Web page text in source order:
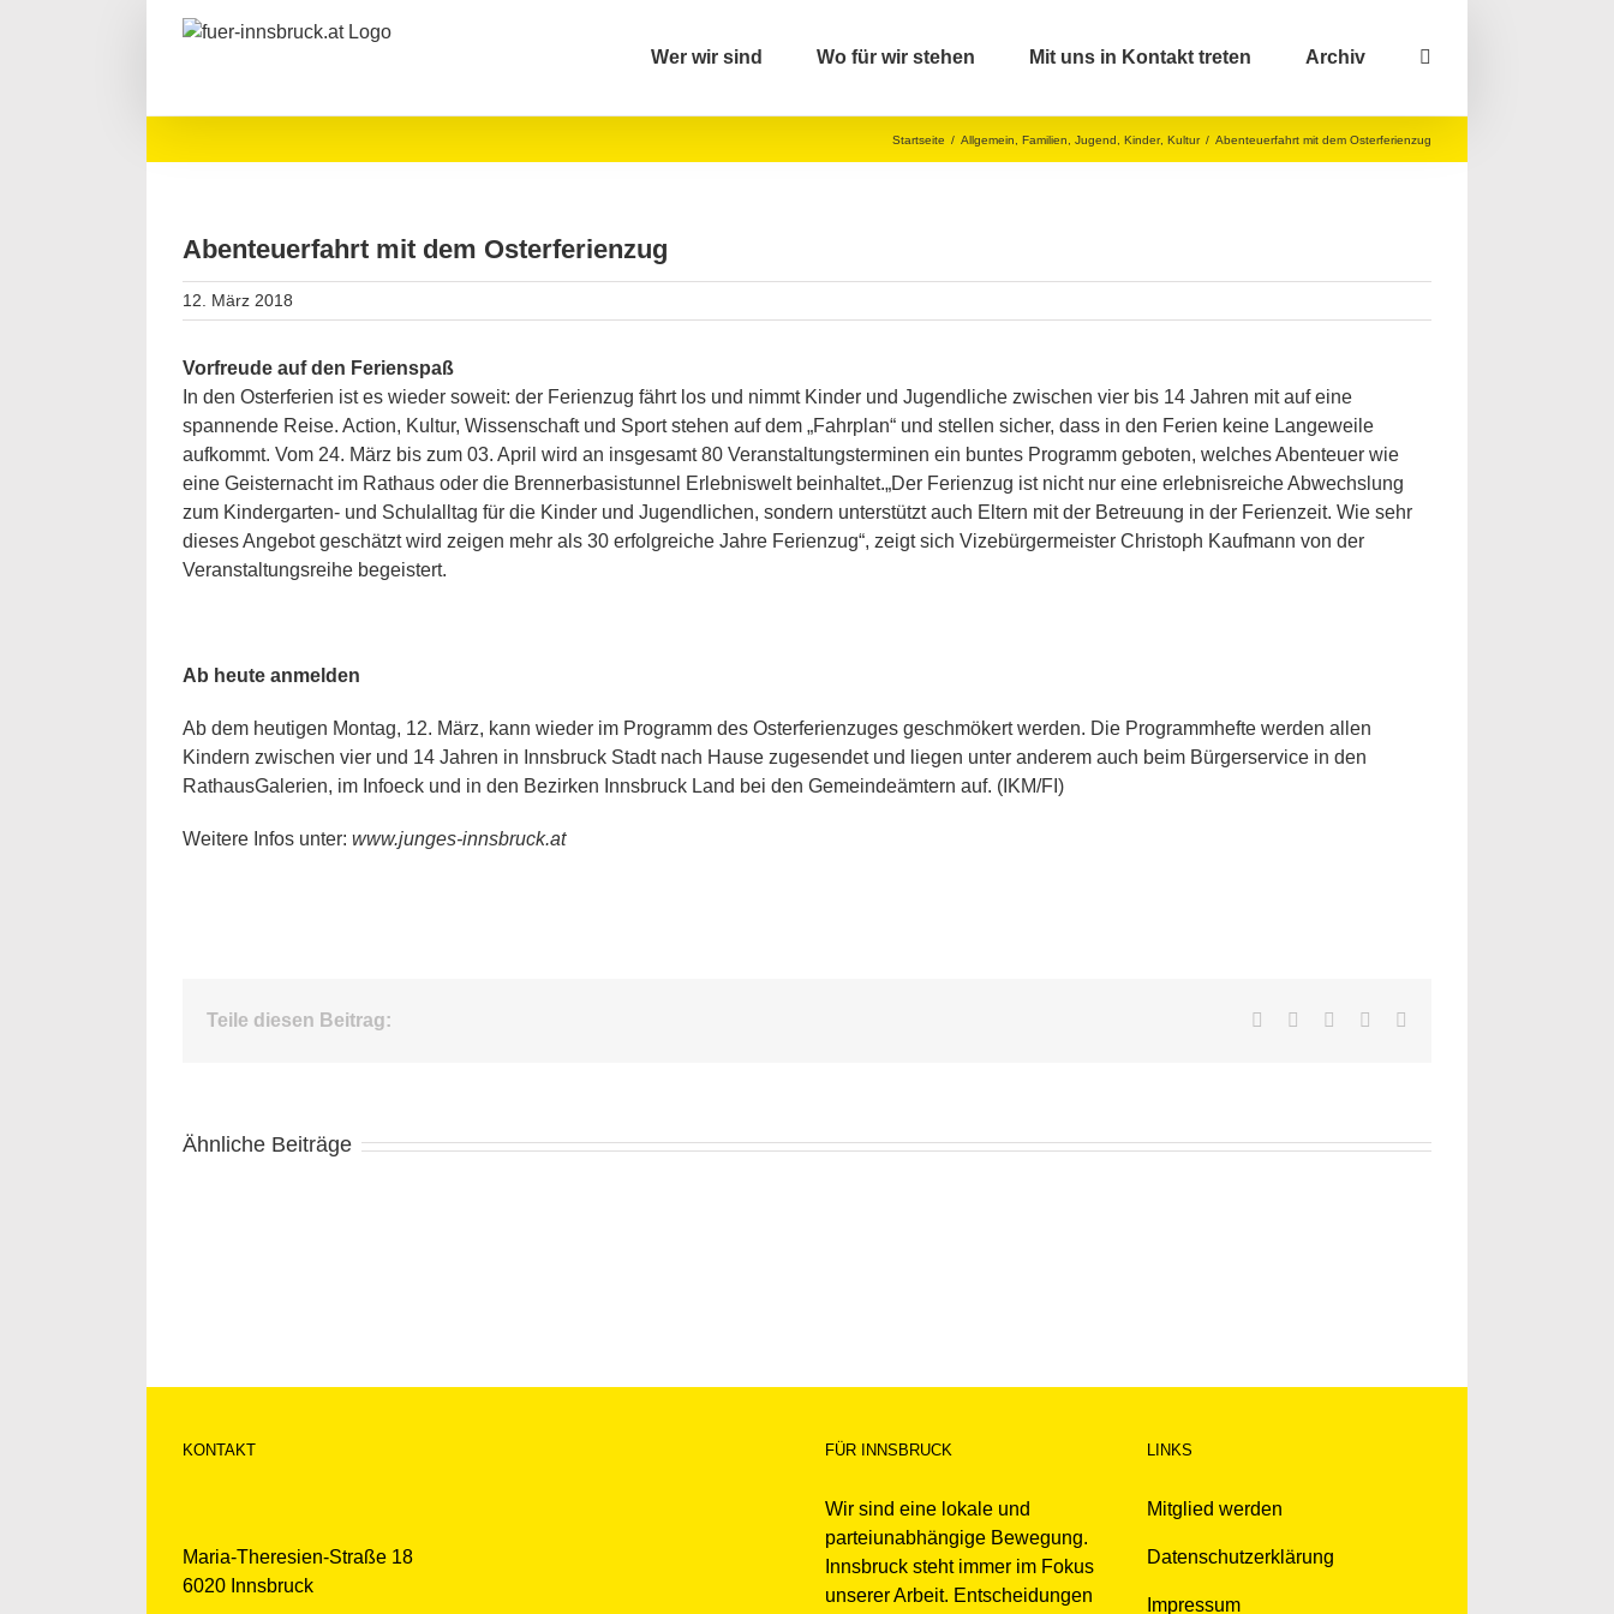
Wer wir sind Wo für wir stehen Mit uns in Kontakt treten Archiv
Startseite / Allgemein Familien Jugend Kinder, Kultur / Abenteuerfahrt mit dem Osterferienzug
Abenteuerfahrt mit dem Osterferienzug
12. März 2018
Vorfreude auf den Ferienspaß
In den Osterferien ist es wieder soweit: der Ferienzug fährt los und nimmt Kinder und Jugendliche zwischen vier bis 14 Jahren mit auf eine
spannende Reise. Action, Kultur, Wissenschaft und Sport stehen auf dem „Fahrplan“ und stellen sicher, dass in den Ferien keine Langeweile
aufkommt. Vom 24. März bis zum 03. April wird an insgesamt 80 Veranstaltungsterminen ein buntes Programm geboten, welches Abenteuer wie
eine Geisternacht im Rathaus oder die Brennerbasistunnel Erlebniswelt beinhaltet.„Der Ferienzug ist nicht nur eine erlebnisreiche Abwechslung
zum Kindergarten- und Schulalltag für die Kinder und Jugendlichen, sondern unterstützt auch Eltern mit der Betreuung in der Ferienzeit. Wie sehr
dieses Angebot geschätzt wird zeigen mehr als 30 erfolgreiche Jahre Ferienzug“, zeigt sich Vizebürgermeister Christoph Kaufmann von der
Veranstaltungsreihe begeistert.
Ab heute anmelden
Ab dem heutigen Montag, 12. März, kann wieder im Programm des Osterferienzuges geschmökert werden. Die Programmhefte werden allen
Kindern zwischen vier und 14 Jahren in Innsbruck Stadt nach Hause zugesendet und liegen unter anderem auch beim Bürgerservice in den
RathausGalerien, im Infoeck und in den Bezirken Innsbruck Land bei den Gemeindeämtern auf. (IKM/FI)
Weitere Infos unter: www.junges-innsbruck.at
Teile diesen Beitrag: Facebook
TwitterLinkedInWhatsApp
Ähnliche Beiträge
KONTAKT
Maria-Theresien-Straße 18
6020 Innsbruck
FÜR INNSBRUCK
Wir sind eine lokale und
parteiunabhängige Bewegung.
Innsbruck steht immer im Fokus
unserer Arbeit. Entscheidungen
LINKS
Mitglied werden
Datenschutzerklärung
Impressum